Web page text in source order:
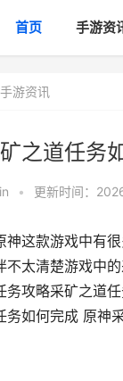
首页 手游资
手游资讯
之道任务
• 更新时间：
神这款游戏中有
不太清楚游戏中
务攻略采矿之道
务如何完成 原神